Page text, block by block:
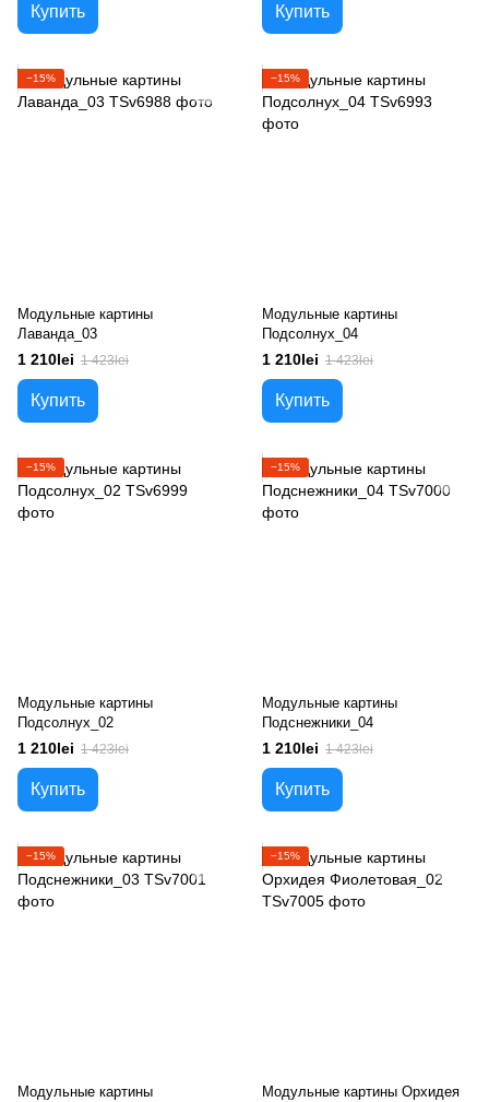
Купить Купить
−15%
Модульные картины
Лаванда_03
1 210lei 1 423lei
Купить
−15%
Модульные картины
Подсолнух_04
1 210lei 1 423lei
Купить
−15%
Модульные картины
Подсолнух_02
1 210lei 1 423lei
Купить
−15%
Модульные картины
Подснежники_04
1 210lei 1 423lei
Купить
−15%
Модульные картины
−15%
Модульные картины Орхидея